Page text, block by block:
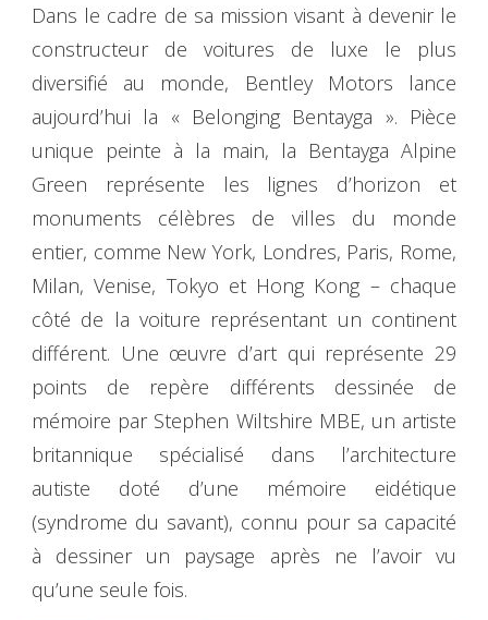
Dans le cadre de sa mission visant à devenir le
constructeur de voitures de luxe le plus
diversifié au monde, Bentley Motors lance
aujourd’hui la « Belonging Bentayga ». Pièce
unique peinte à la main, la Bentayga Alpine
Green représente les lignes d’horizon et
monuments célèbres de villes du monde
entier, comme New York, Londres, Paris, Rome,
Milan, Venise, Tokyo et Hong Kong – chaque
côté de la voiture représentant un continent
différent. Une œuvre d’art qui représente 29
points de repère différents dessinée de
mémoire par Stephen Wiltshire MBE, un artiste
britannique spécialisé dans l’architecture
autiste doté d’une mémoire eidétique
(syndrome du savant), connu pour sa capacité
à dessiner un paysage après ne l’avoir vu
qu’une seule fois.